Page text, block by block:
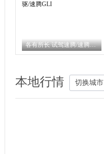
各有所长 试驾速腾/速腾蓝驱/速腾GLI
本地行情 切换城市